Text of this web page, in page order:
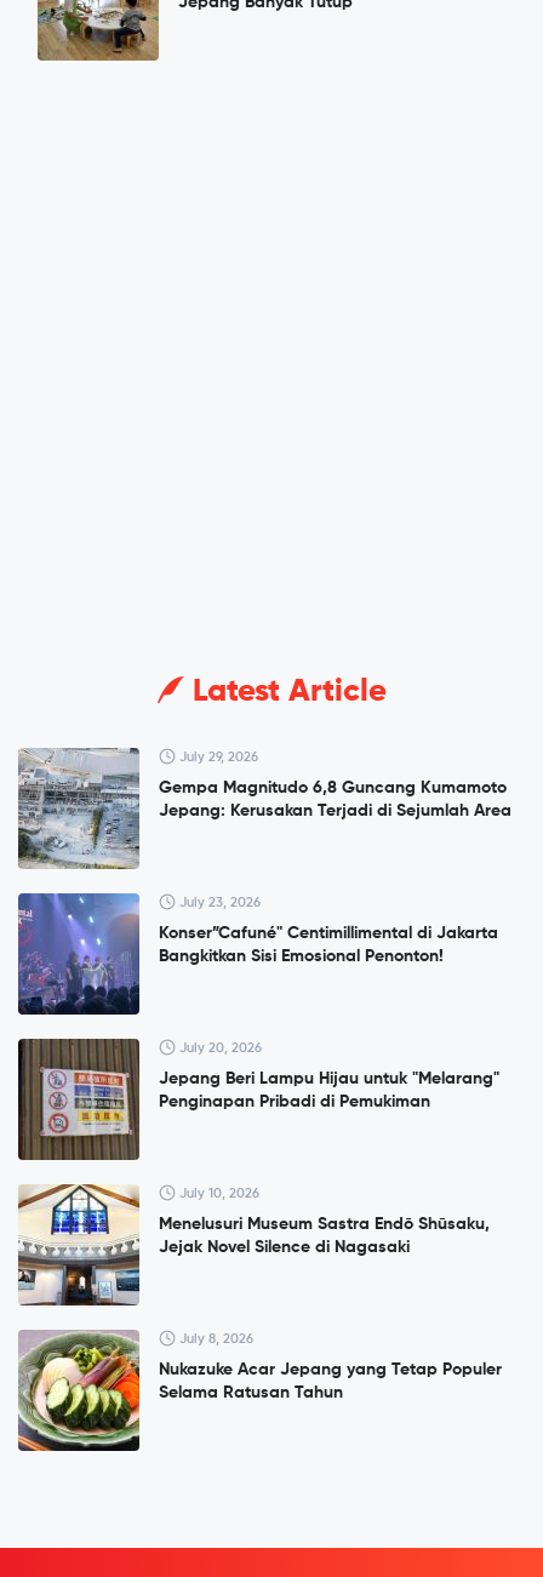
Latest Article
July 29, 2026
Gempa Magnitudo 6,8 Guncang Kumamoto
Jepang: Kerusakan Terjadi di Sejumlah Area
July 23, 2026
Konser”Cafuné" Centimillimental di Jakarta
Bangkitkan Sisi Emosional Penonton!
July 20, 2026
Jepang Beri Lampu Hijau untuk "Melarang"
Penginapan Pribadi di Pemukiman
July 10, 2026
Menelusuri Museum Sastra Endō Shūsaku,
Jejak Novel Silence di Nagasaki
July 8, 2026
Nukazuke Acar Jepang yang Tetap Populer
Selama Ratusan Tahun